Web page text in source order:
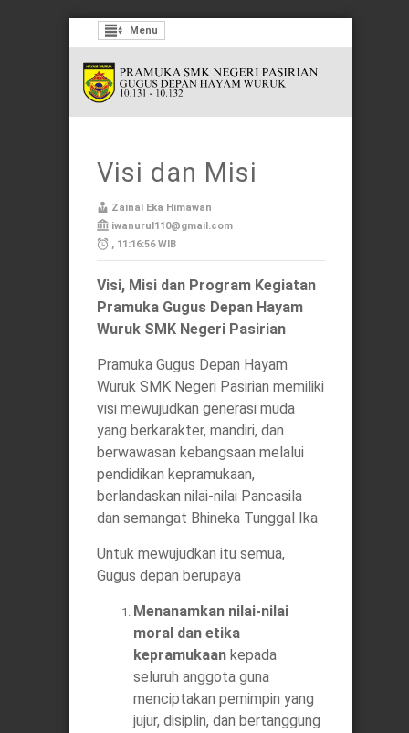
Menu
Visi dan Misi
Zainal Eka Himawan
iwanurul110@gmail.com
, 11:16:56 WIB
Visi, Misi dan Program Kegiatan
Pramuka Gugus Depan Hayam
Wuruk SMK Negeri Pasirian
Pramuka Gugus Depan Hayam
Wuruk SMK Negeri Pasirian memiliki
visi mewujudkan generasi muda
yang berkarakter, mandiri, dan
berwawasan kebangsaan melalui
pendidikan kepramukaan,
berlandaskan nilai-nilai Pancasila
dan semangat Bhineka Tunggal Ika
Untuk mewujudkan itu semua,
Gugus depan berupaya
Menanamkan nilai-nilai
moral dan etika
kepramukaankepada
seluruh anggota guna
menciptakan pemimpin yang
jujur, disiplin, dan bertanggung